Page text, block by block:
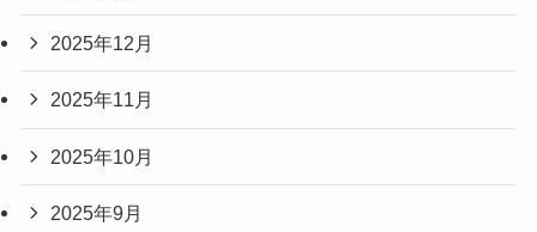
2025年12月
2025年11月
2025年10月
2025年9月